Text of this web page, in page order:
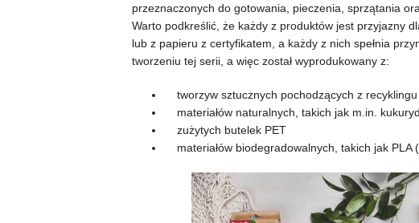
przeznaczonych do gotowania, pieczenia, sprzątania
Warto podkreślić, że każdy z produktów jest przyjazny
lub z papieru z certyfikatem, a każdy z nich spełnia
tworzeniu tej serii, a więc został wyprodukowany z:
tworzyw sztucznych pochodzących z recyklingu
materiałów naturalnych, takich jak m.in.
zużytych butelek PET
materiałów biodegradowalnych, takich jak PLA